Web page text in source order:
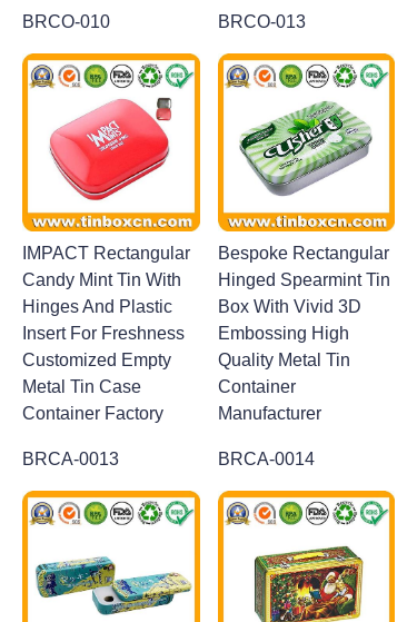
BRCO-010 BRCO-013
IMPACT Rectangular
Candy Mint Tin With
Hinges And Plastic
Insert For Freshness
Customized Empty
Metal Tin Case
Container Factory
BRCA-0013
Bespoke Rectangular
Hinged Spearmint Tin
Box With Vivid 3D
Embossing High
Quality Metal Tin
Container
Manufacturer
BRCA-0014